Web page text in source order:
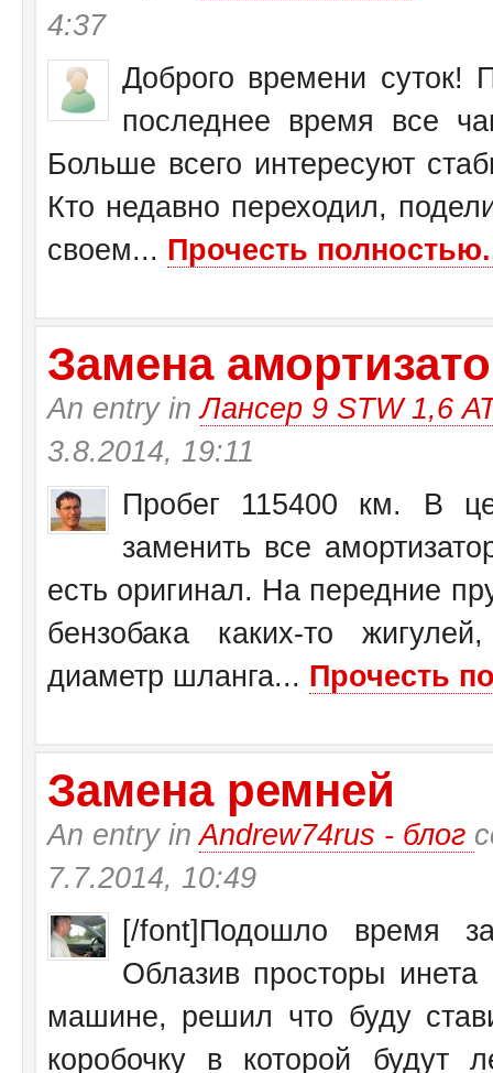
4:37
Доброго времени суток!
последнее время все
Больше всего интересуют
Кто недавно переходил,
своем... Прочесть
Замена
An entry inЛансер 9 STW 1,6
3.8.2014, 19:11
Пробег 115400 км. В
заменить все
есть оригинал. На передние
бензобака каких-то
диаметр шланга... Прочесть
Замена ремней
An entry inAndrew74rus - блог
7.7.2014, 10:49
[/font]Подошло время
Облазив просторы
машине, решил что буду
коробочку в которой будут